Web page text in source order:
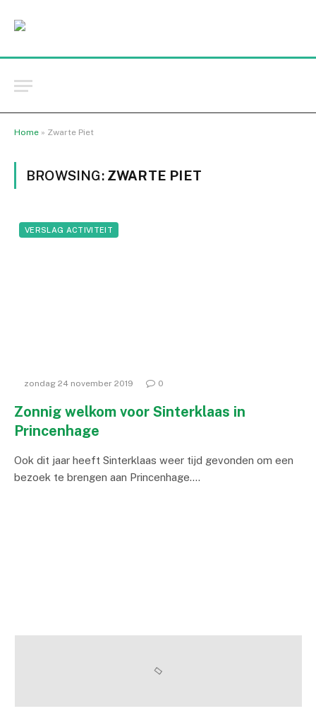
Home » Zwarte Piet
BROWSING: ZWARTE PIET
VERSLAG ACTIVITEIT
zondag 24 november 2019 0
Zonnig welkom voor Sinterklaas in
Princenhage
Ook dit jaar heeft Sinterklaas weer tijd gevonden om een
bezoek te brengen aan Princenhage.…